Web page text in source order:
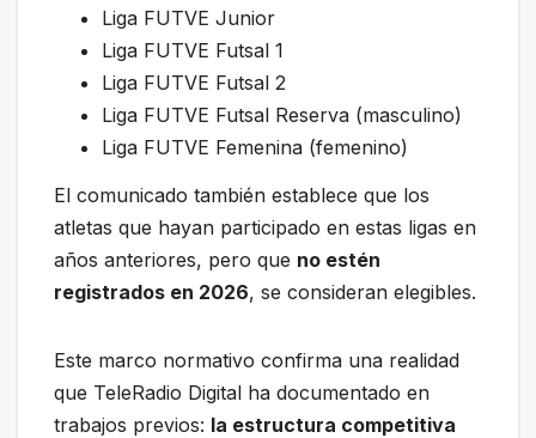
Liga FUTVE Junior
Liga FUTVE Futsal 1
Liga FUTVE Futsal 2
Liga FUTVE Futsal Reserva (masculino)
Liga FUTVE Femenina (femenino)
El comunicado también establece que los
atletas que hayan participado en estas ligas en
años anteriores, pero que no estén
registrados en 2026, se consideran elegibles.
Este marco normativo confirma una realidad
que TeleRadio Digital ha documentado en
trabajos previos: la estructura competitiva